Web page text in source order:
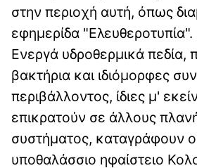
στην περιοχή αυτή, όπως
εφημερίδα "Ελευθεροτυπία".
Ενεργά υδροθερμικά πεδία,
βακτήρια και ιδιόμορφες
περιβάλλοντος, ίδιες μ'
επικρατούν σε άλλους
συστήματος, καταγράφουν
υποθαλάσσιο ηφαίστειο